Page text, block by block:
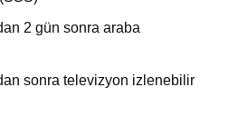
2 gün sonra araba
sonra televizyon izlenebilir